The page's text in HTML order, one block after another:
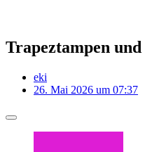
Trapeztampen
eki
26. Mai 2026 um 07:37